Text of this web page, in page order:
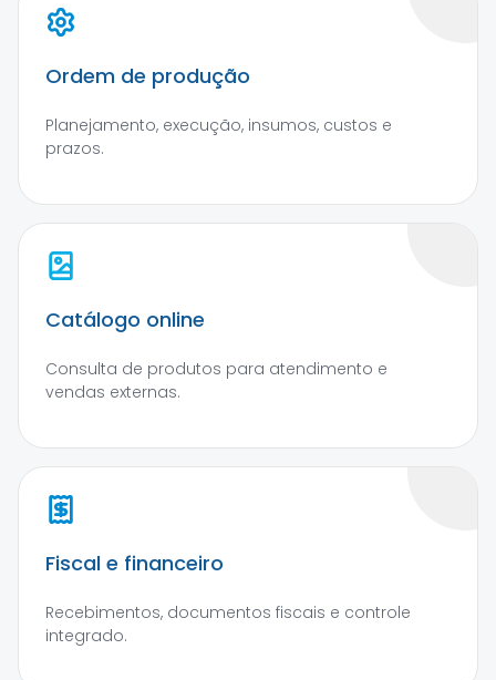
Ordem de produção
Planejamento, execução, insumos, custos e
prazos.
Catálogo online
Consulta de produtos para atendimento e
vendas externas.
Fiscal e financeiro
Recebimentos, documentos fiscais e controle
integrado.